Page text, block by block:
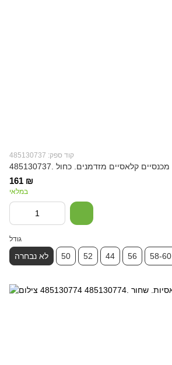
קוד ספק: 485130737
מכנסיים קלאסיים מזדמנים. כחול .485130737
161 ₪
במלאי
גודל
לא נבחרה 50 52 44 56 58-60